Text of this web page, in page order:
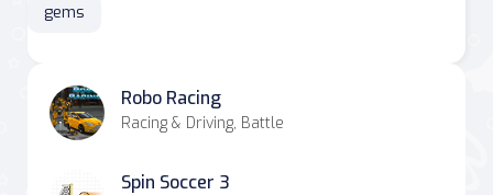
gems
Robo Racing
Racing & Driving, Battle
Spin Soccer 3